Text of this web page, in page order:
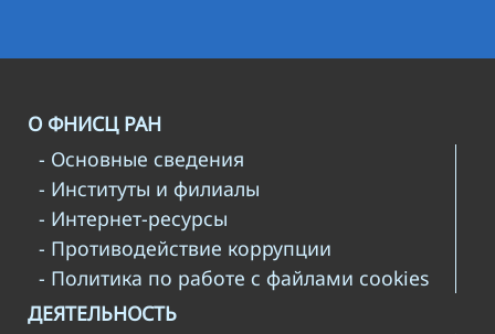
О ФНИСЦ РАН
- Основные сведения
- Институты и филиалы
- Интернет-ресурсы
- Противодействие коррупции
- Политика по работе с файлами cookies
ДЕЯТЕЛЬНОСТЬ